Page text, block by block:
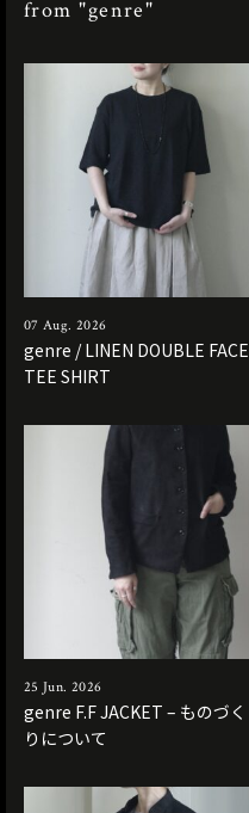
from "genre"
07 Aug. 2026
genre / LINEN DOUBLE FACE
TEE SHIRT
25 Jun. 2026
genre F.F JACKET – ものづく
りについて